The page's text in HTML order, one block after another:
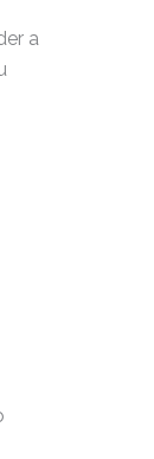
a